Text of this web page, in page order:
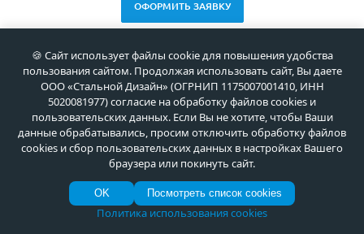
ОФОРМИТЬ ЗАЯВКУ
Новоcти
С Днём строителя! Создавая
🍪 Сайт использует файлы cookie для повышения удобства
пользования сайтом. Продолжая использовать сайт, Вы даете
ООО «Стальной Дизайн» (ОГРНИП 1175007001410, ИНН
5020081977) согласие на обработку файлов cookies и
пользовательских данных. Если Вы не хотите, чтобы Ваши
данные обрабатывались, просим отключить обработку файлов
cookies и сбор пользовательских данных в настройках Вашего
браузера или покинуть сайт.
OK Посмотреть список cookies
Политика использования cookies